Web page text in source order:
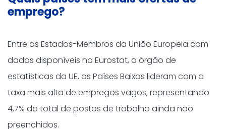
emprego?
Entre os Estados-Membros da União Europeia com
dados disponíveis no Eurostat, o órgão de
estatísticas da UE, os Países Baixos lideram com a
taxa mais alta de empregos vagos, representando
4,7% do total de postos de trabalho ainda não
preenchidos.